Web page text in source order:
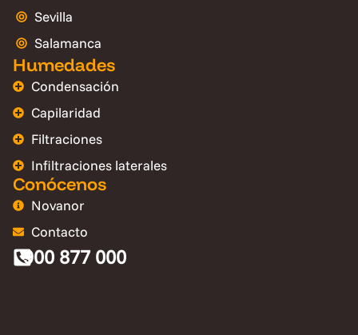
Sevilla
Salamanca
Humedades
Condensación
Capilaridad
Filtraciones
Infiltraciones laterales
Conócenos
Novanor
Contacto
900 877 000